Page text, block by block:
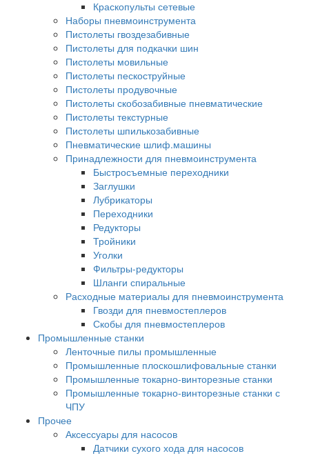
Краскопульты сетевые
Наборы пневмоинструмента
Пистолеты гвоздезабивные
Пистолеты для подкачки шин
Пистолеты мовильные
Пистолеты пескоструйные
Пистолеты продувочные
Пистолеты скобозабивные пневматические
Пистолеты текстурные
Пистолеты шпилькозабивные
Пневматические шлиф.машины
Принадлежности для пневмоинструмента
Быстросъемные переходники
Заглушки
Лубрикаторы
Переходники
Редукторы
Тройники
Уголки
Фильтры-редукторы
Шланги спиральные
Расходные материалы для пневмоинструмента
Гвозди для пневмостеплеров
Скобы для пневмостеплеров
Промышленные станки
Ленточные пилы промышленные
Промышленные плоскошлифовальные станки
Промышленные токарно-винторезные станки
Промышленные токарно-винторезные станки с
ЧПУ
Прочее
Аксессуары для насосов
Датчики сухого хода для насосов